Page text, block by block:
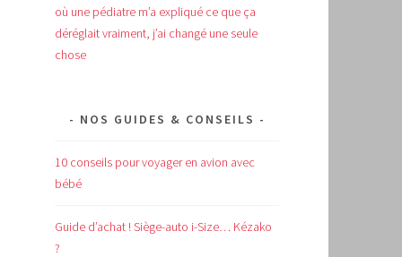
où une pédiatre m’a expliqué ce que ça
déréglait vraiment, j’ai changé une seule
chose
NOS GUIDES & CONSEILS
10 conseils pour voyager en avion avec
bébé
Guide d’achat ! Siège-auto i-Size… Kézako
?